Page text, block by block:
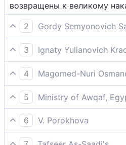
возвращены к великому
2
Gordy Semyonovich
Между теми Арабами,
лицемеры, а также есть и в
Медины: они упорны в
их, Мы знаем их. Мы их
временем они будут
3
Ignaty Yulianovich
А среди бедуинов, что
Медины есть лицемеры;
лицемерии. Ты их не
накажем дважды, потом
великому наказанию.
4
Magomed-Nuri
Среди бедуинов, которые
также среди жителей
которые упорствуют в
Мухаммад], не
[хорошо] и накажем дважды.
5
Ministry of Awqaf,
Среди бедуинов, живущих в
Медины, есть лицемеры,
но скрывают это и
6
V. Porokhova
А среди прочих бедуинов,